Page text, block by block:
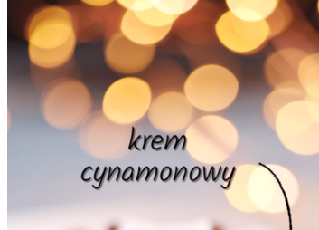
i
strony
na
tego, jak
strona jest
używana.